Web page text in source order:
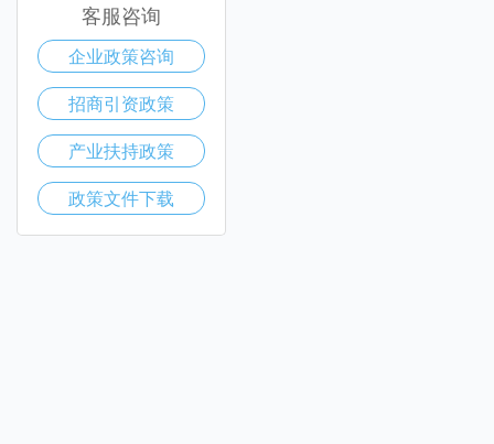
客服咨询
企业政策咨询
招商引资政策
产业扶持政策
政策文件下载